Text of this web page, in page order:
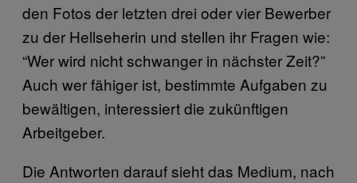
den Fotos der letzten drei oder vier Bewerber
zu der Hellseherin und stellen ihr Fragen wie:
“Wer wird nicht schwanger in nächster Zeit?”
Auch wer fähiger ist, bestimmte Aufgaben zu
bewältigen, interessiert die zukünftigen
Arbeitgeber.
Die Antworten darauf sieht das Medium, nach